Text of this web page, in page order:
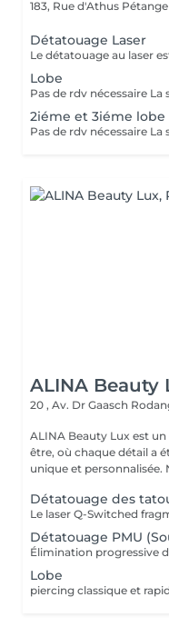
183, Rue d'Athus Pétange
Détatouage Laser
Lobe
2iéme et 3iéme lobe
ALINA Beauty
20 , Av. Dr Gaasch
ALINA Beauty Lux est
être, où chaque détail a
Détatouage des
Détatouage PMU
Lobe